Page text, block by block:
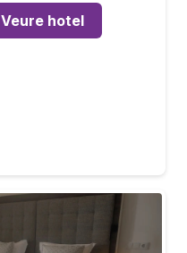
Veure hotel